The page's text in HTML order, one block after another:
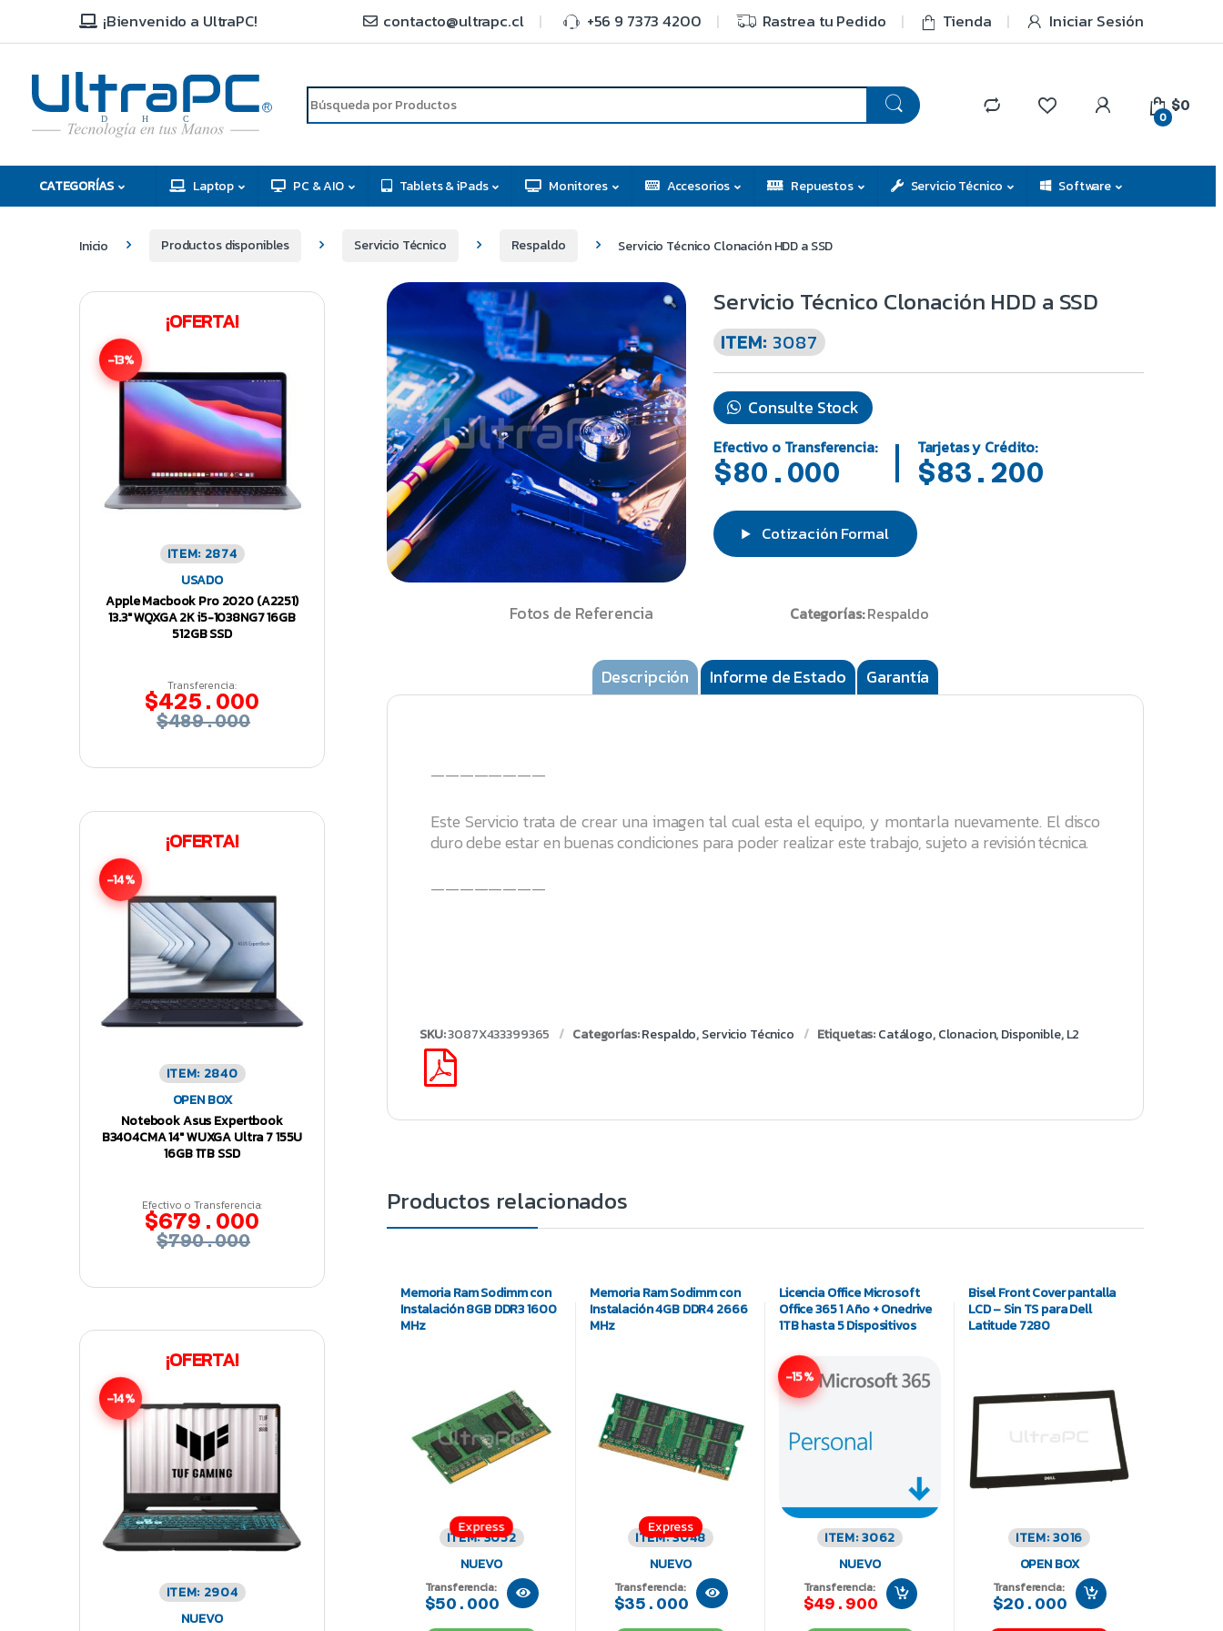
¡Bienvenido a UltraPC! contacto@ultrapc.cl +56 9 7373 4200 Rastrea tu Pedido Tienda Iniciar Sesión
C
H
D
R
0
$0
CATEGORÍAS Laptop PC & AIO Tablets & iPads Monitores Accesorios Repuestos Servicio Técnico Software
Inicio Productos disponibles Servicio Técnico Respaldo Servicio Técnico Clonación HDD a SSD
Servicio Técnico Clonación HDD a SSD
ITEM: 3087
Consulte Stock
Efectivo o Transferencia:
$80.000
Tarjetas y Crédito:
$83.200
Cotización Formal
Fotos de Referencia Categorías:Respaldo
Descripción Informe de Estado Garantía
————————
Este Servicio trata de crear una imagen tal cual esta el equipo, y montarla nuevamente. El disco
duro debe estar en buenas condiciones para poder realizar este trabajo, sujeto a revisión técnica.
————————
SKU:3087X433399365 Categorías:Respaldo,Servicio Técnico Etiquetas:Catálogo,Clonacion,Disponible,L2
Productos relacionados
Express
Memoria Ram Sodimm con
Instalación 8GB DDR3 1600
MHz
ITEM: 3052
NUEVO
Transferencia:
$50.000
Express
Memoria Ram Sodimm con
Instalación 4GB DDR4 2666
MHz
ITEM: 3048
NUEVO
Transferencia:
$35.000
Licencia Office Microsoft
Office 365 1 Año + Onedrive
1TB hasta 5 Dispositivos
-15%
ITEM: 3062
NUEVO
Transferencia:
$49.900
Bisel Front Cover pantalla
LCD – Sin TS para Dell
Latitude 7280
ITEM: 3016
OPEN BOX
Transferencia:
$20.000
¡OFERTA!
-13%
ITEM: 2874
USADO
Apple Macbook Pro 2020 (A2251)
13.3″ WQXGA 2K i5-1038NG7 16GB
512GB SSD
Transferencia:
$425.000
$489.000
¡OFERTA!
-14%
ITEM: 2840
OPEN BOX
Notebook Asus Expertbook
B3404CMA 14″ WUXGA Ultra 7 155U
16GB 1TB SSD
Efectivo o Transferencia:
$679.000
$790.000
¡OFERTA!
-14%
ITEM: 2904
NUEVO